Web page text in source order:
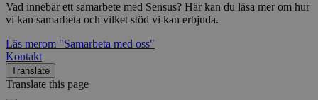
Vad innebär ett samarbete med Sensus? Här kan du läsa mer om hur
vi kan samarbeta och vilket stöd vi kan erbjuda.
Läs merom "Samarbeta med oss"
Kontakt
Translate
Translate this page